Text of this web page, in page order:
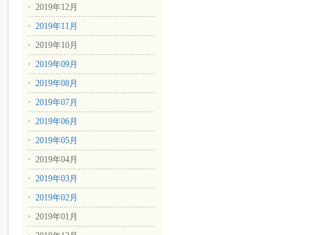
2019年12月
2019年11月
2019年10月
2019年09月
2019年08月
2019年07月
2019年06月
2019年05月
2019年04月
2019年03月
2019年02月
2019年01月